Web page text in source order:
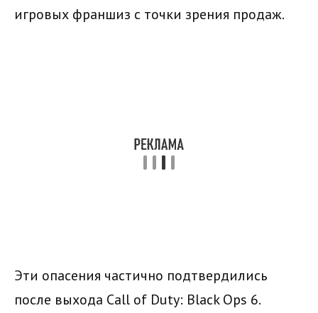
игровых франшиз с точки зрения продаж.
Эти опасения частично подтвердились
после выхода Call of Duty: Black Ops 6.